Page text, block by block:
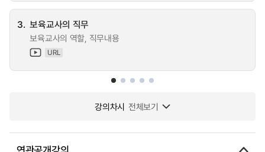
3. 보육교사의 직무
보육교사의 역할, 직무내용
URL
강의차시 전체보기